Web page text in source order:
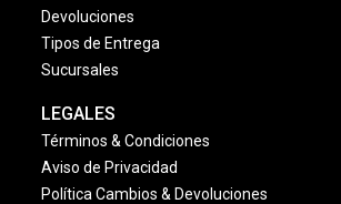
Devoluciones
Tipos de Entrega
Sucursales
LEGALES
Términos & Condiciones
Aviso de Privacidad
Política Cambios & Devoluciones